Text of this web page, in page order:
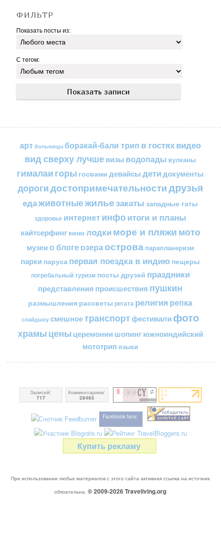
ФИЛЬТР
Показать посты из:
С тегом:
арт больницы боракай-бали трип в гостяхвидео
вид сверху лучшевизы водопады вулканы
гималаи горы госвами девайсы детидокументы
дорогидостопримечательностидрузья
едаживотныежильезакаты западные гаты
здоровье интернетинфоитоги и планы
кайтсерфинг кино лодкиморе и пляжимото
музеи о блогеозераострова парапланеризм
парки паруса первая поездка в индию пещеры
погребальный туризм посты друзей праздники
представления происшествия пушкин
размышления рассветы регата религия репка
слайдшоу смешноетранспортфестивали фото
храмы цены церемонии шопингюжноиндийский
мототрип языки
Записей:
717
Комментариев:
28463
Facebook fans:
Купить рекламу
При использовании любых материалов с этого сайта активная ссылка на источник
обязательна. © 2009-2026Traveliving.org